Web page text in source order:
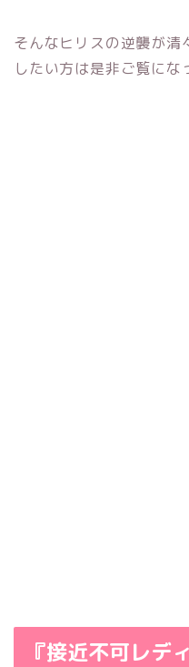
そんなヒリスの逆襲が清
したい方は是非ご覧にな
『接近不可レデ